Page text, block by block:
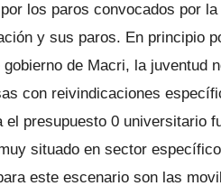
los paros convocados por la
y sus paros. En principio
de Macri, la juventud
con reivindicaciones
presupuesto 0 universitario
situado en sector
este escenario son las